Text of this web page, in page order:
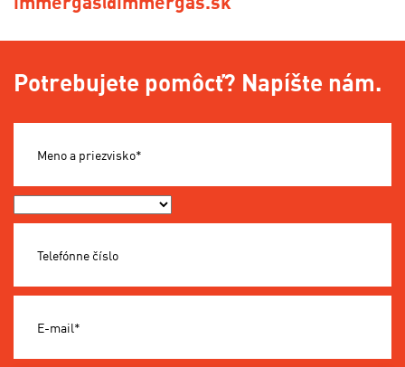
Potrebujete pomôcť? Napíšte nám.
Meno a priezvisko*
Okres*
Telefónne číslo
E-mail*